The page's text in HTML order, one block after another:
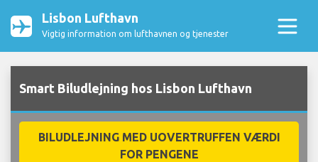
Lisbon Lufthavn
Vigtig information om lufthavnen og tjenester
Smart Biludlejning hos Lisbon Lufthavn
BILUDLEJNING MED UOVERTRUFFEN VÆRDI
FOR PENGENE